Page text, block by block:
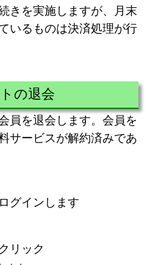
きを実施しますが、月末
いるものは決済処理が行
の退会
員を退会します。会員を
サービスが解約済みであ
グインします
リック